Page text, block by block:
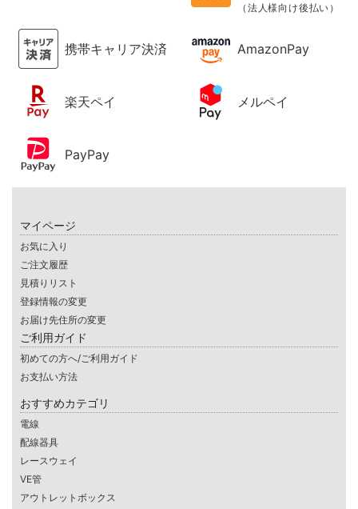
（法人様向け後払い）
携帯キャリア決済 AmazonPay
楽天ペイ メルペイ
PayPay
マイページ
お気に入り
ご注文履歴
見積りリスト
登録情報の変更
お届け先住所の変更
ご利用ガイド
初めての方へ/ご利用ガイド
お支払い方法
おすすめカテゴリ
電線
配線器具
レースウェイ
VE管
アウトレットボックス